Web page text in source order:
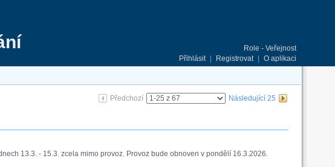
Role - Veřejnost
Přihlásit
Registrovat O aplikaci
Předchozí Následující 25
13.3. - 15.3. zcela mimo provoz. Provoz bude obnoven v pondělí 16.3.2026.